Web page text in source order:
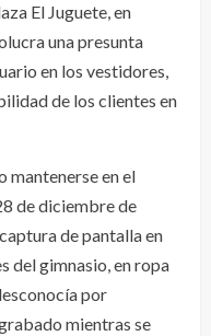
El Juguete, en
una presunta
en los vestidores,
de los clientes en
mantenerse en el
de diciembre de
de pantalla en
del gimnasio, en ropa
por
mientras se